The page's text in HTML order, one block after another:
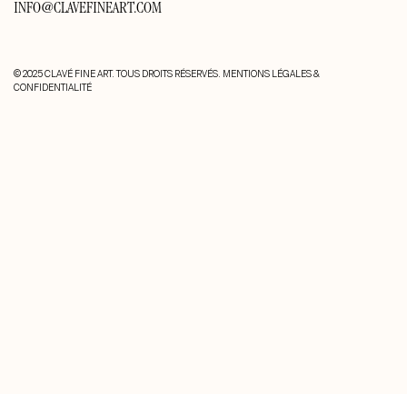
INFO@CLAVEFINEART.COM
© 2025 CLAVÉ FINE ART. TOUS DROITS RÉSERVÉS. MENTIONS LÉGALES &
CONFIDENTIALITÉ